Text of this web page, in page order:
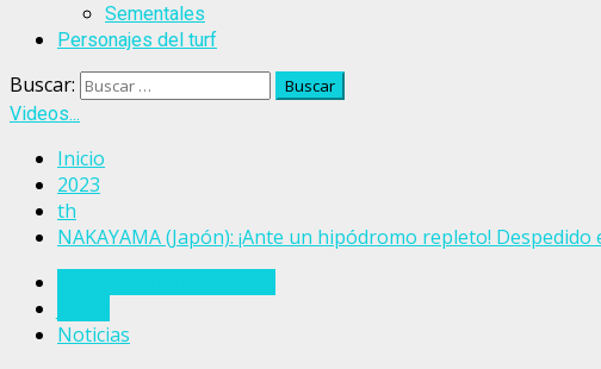
Sementales
Personajes del turf
Buscar:
Videos...
Inicio
2023
th
NAKAYAMA (Japón): ¡Ante un hipódromo repleto! Despedido
Noticias